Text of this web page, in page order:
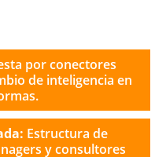
por conectores
de inteligencia en
Estructura de
y consultores